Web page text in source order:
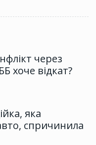
через
хоче відкат?
яка
спричинила